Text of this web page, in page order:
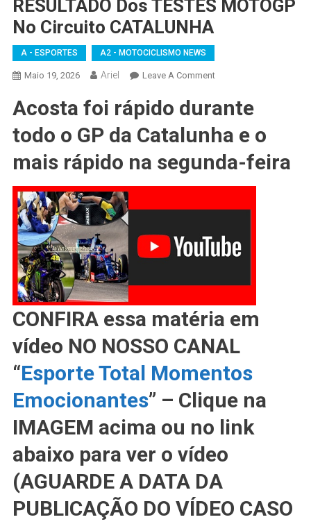
RESULTADO Dos TESTES MOTOGP
No Circuito CATALUNHA
A - ESPORTES A2 - MOTOCICLISMO NEWS
Maio 19, 2026 Ariel Leave A CommentOn
Dos
MOTOGP
No
Circuito
CATALUNHA
Acosta foi rápido durante
todo o GP da Catalunha e o
mais rápido na segunda-feira
CONFIRA essa matéria em
vídeo NO NOSSO CANAL
“Esporte Total Momentos
Emocionantes” – Clique na
IMAGEM acima ou no link
abaixo para ver o vídeo
(AGUARDE A DATA DA
PUBLICAÇÃO DO VÍDEO CASO